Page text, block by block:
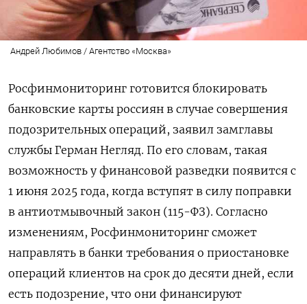
Андрей Любимов / Агентство «Москва»
Росфинмониторинг готовится блокировать
банковские карты россиян в случае совершения
подозрительных операций, заявил замглавы
службы Герман Негляд. По его словам, такая
возможность у финансовой разведки появится с
1 июня 2025 года, когда вступят в силу поправки
в антиотмывочный закон (115-ФЗ). Согласно
изменениям, Росфинмониторинг сможет
направлять в банки требования о приостановке
операций клиентов на срок до десяти дней, если
есть подозрение, что они финансируют